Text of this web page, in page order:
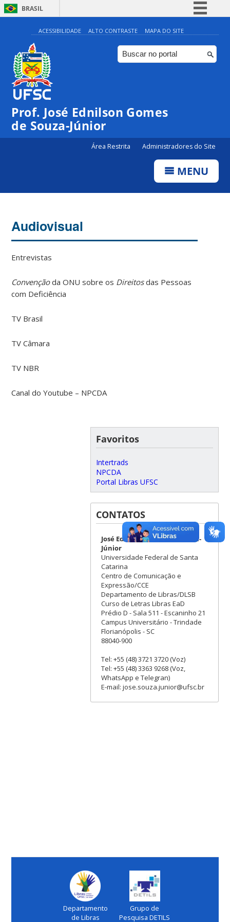
BRASIL
Simplifique!
Comunica BR
Participe
Canais
ACESSIBILIDADE ALTO CONTRASTE MAPA DO SITE
Prof. José Ednilson Gomes
de Souza-Júnior
Área Restrita Administradores do Site
MENU
Audiovisual
Entrevistas
Convençãoda ONU sobre os Direitosdas Pessoas
com Deficiência
TV Brasil
TV Câmara
TV NBR
Canal do Youtube – NPCDA
Favoritos
Intertrads
NPCDA
Portal Libras UFSC
CONTATOS
José Ednilson Gomes de Souza-
Júnior
Universidade Federal de Santa
Catarina
Centro de Comunicação e
Expressão/CCE
Departamento de Libras/DLSB
Curso de Letras Libras EaD
Prédio D - Sala 511 - Escaninho 21
Campus Universitário - Trindade
Florianópolis - SC
88040-900
Tel: +55 (48) 3721 3720 (Voz)
Tel: +55 (48) 3363 9268 (Voz,
WhatsApp e Telegran)
E-mail: jose.souza.junior@ufsc.br
Departamento
de Libras
Grupo de
Pesquisa DETILS